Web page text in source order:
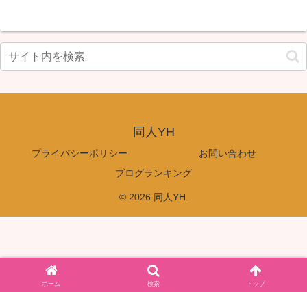
同人YH
プライバシーポリシー
お問い合わせ
ブログランキング
© 2026 同人YH.
ホーム 検索 トップ